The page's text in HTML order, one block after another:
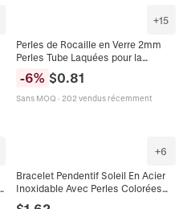
+15
Perles de Rocaille en Verre 2mm
Perles Tube Laquées pour la
Colliers Accessoires Colorés
-6% $0.81
Sans MOQ · 202 vendus récemment
+6
Bracelet Pendentif Soleil En Acier
Inoxidable Avec Perles Colorées
Bijoux De Mode Réglables Pour